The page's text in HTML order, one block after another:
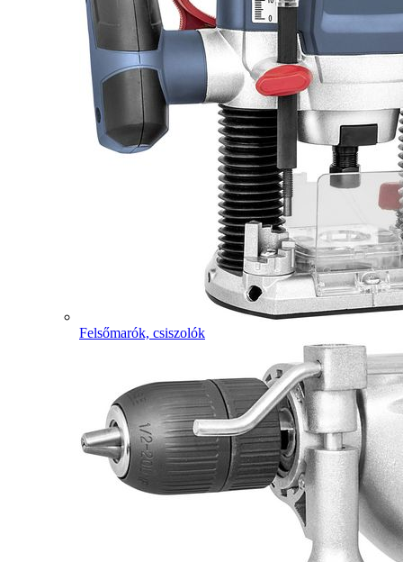
Felsőmarók, csiszolók